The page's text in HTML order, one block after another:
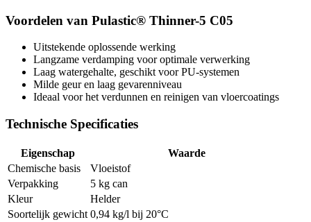
Voordelen van Pulastic® Thinner-5 C05
Uitstekende oplossende werking
Langzame verdamping voor optimale verwerking
Laag watergehalte, geschikt voor PU-systemen
Milde geur en laag gevarenniveau
Ideaal voor het verdunnen en reinigen van vloercoatings
Technische Specificaties
Eigenschap
Waarde
Chemische basis
Vloeistof
Verpakking
5 kg can
Kleur
Helder
Soortelijk gewicht 0,94 kg/l bij 20°C